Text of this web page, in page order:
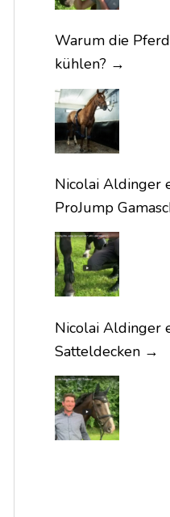
Warum die
kühlen? →
Nicolai Aldinger
ProJump
Nicolai Aldinger
Satteldecken →